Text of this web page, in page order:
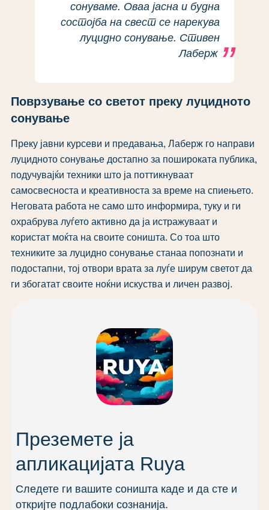
сонуваме. Оваа јасна и будна
состојба на свест се нарекува
луцидно сонување. Стивен
Лаберж
Поврзување со светот преку луцидното
сонување
Преку јавни курсеви и предавања, Лаберж го направи
луцидното сонување достапно за пошироката публика,
подучувајќи техники што ја поттикнуваат
самосвесноста и креативноста за време на спиењето.
Неговата работа не само што информира, туку и ги
охрабрува луѓето активно да ја истражуваат и
користат моќта на своите соништа. Со тоа што
техниките за луцидно сонување станаа попознати и
подостапни, тој отвори врата за луѓе ширум светот да
ги збогатат своите ноќни искуства и личен развој.
Преземете ја
апликацијата Ruya
Следете ги вашите соништа каде и да сте и
откријте подлабоки сознанија.